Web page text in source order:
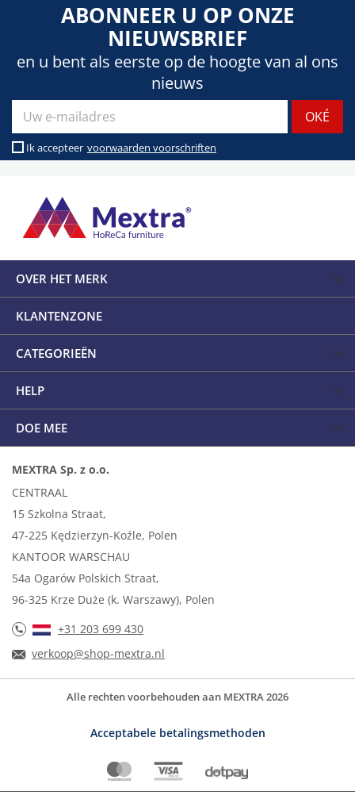
ABONNEER U OP ONZE
NIEUWSBRIEF
en u bent als eerste op de hoogte van al ons
nieuws
Ik accepteer voorwaarden voorschriften
OVER HET MERK
KLANTENZONE
CATEGORIEËN
HELP
DOE MEE
MEXTRA Sp. z o.o.
CENTRAAL
15 Szkolna Straat,
47-225 Kędzierzyn-Koźle, Polen
KANTOOR WARSCHAU
54a Ogarów Polskich Straat,
96-325 Krze Duże (k. Warszawy), Polen
+31 203 699 430
verkoop@shop-mextra.nl
Alle rechten voorbehouden aan MEXTRA 2026
Acceptabele betalingsmethoden